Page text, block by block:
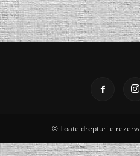
© Toate drepturile